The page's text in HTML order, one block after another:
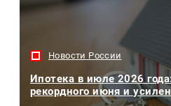
Новости России
Ипотека в июле 2026
рекордного июня и